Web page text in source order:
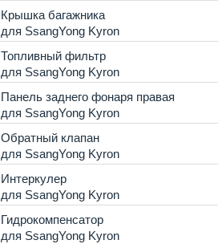
Крышка багажника
для SsangYong Kyron
Топливный фильтр
для SsangYong Kyron
Панель заднего фонаря правая
для SsangYong Kyron
Обратный клапан
для SsangYong Kyron
Интеркулер
для SsangYong Kyron
Гидрокомпенсатор
для SsangYong Kyron